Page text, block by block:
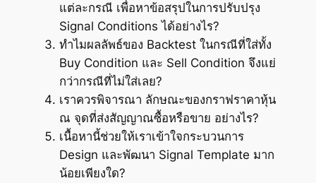
แต่ละกรณี เพื่อหาข้อสรุปในการปรับปรุง
Signal Conditions ได้อย่างไร?
ทำไมผลลัพธ์ของ Backtest ในกรณีที่ใส่ทั้ง
Buy Condition และ Sell Condition จึงแย่
กว่ากรณีที่ไม่ใส่เลย?
เราควรพิจารณา ลักษณะของกราฟราคาหุ้น
ณ จุดที่ส่งสัญญาณซื้อหรือขาย อย่างไร?
เนื้อหานี้ช่วยให้เราเข้าใจกระบวนการ
Design และพัฒนา Signal Template มาก
น้อยเพียงใด?